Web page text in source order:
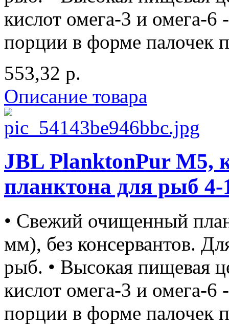
кислот омега-3 и омега-6
порции в форме палочек
553,32 р.
Описание товара
JBL PlanktonPur M5,
планктона для рыб
• Свежий очищенный
мм), без консервантов.
рыб. • Высокая пищевая
кислот омега-3 и омега-6
порции в форме палочек